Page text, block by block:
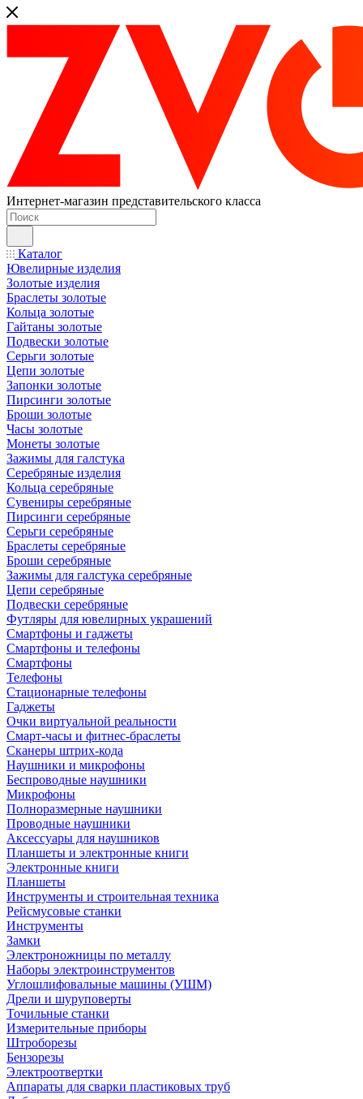
Интернет-магазин представительского класса
Каталог
Ювелирные изделия
Золотые изделия
Браслеты золотые
Кольца золотые
Гайтаны золотые
Подвески золотые
Серьги золотые
Цепи золотые
Запонки золотые
Пирсинги золотые
Броши золотые
Часы золотые
Монеты золотые
Зажимы для галстука
Серебряные изделия
Кольца серебряные
Сувениры серебряные
Пирсинги серебряные
Серьги серебряные
Браслеты серебряные
Броши серебряные
Зажимы для галстука серебряные
Цепи серебряные
Подвески серебряные
Футляры для ювелирных украшений
Смартфоны и гаджеты
Смартфоны и телефоны
Смартфоны
Телефоны
Стационарные телефоны
Гаджеты
Очки виртуальной реальности
Смарт-часы и фитнес-браслеты
Сканеры штрих-кода
Наушники и микрофоны
Беспроводные наушники
Микрофоны
Полноразмерные наушники
Проводные наушники
Аксессуары для наушников
Планшеты и электронные книги
Электронные книги
Планшеты
Инструменты и строительная техника
Рейсмусовые станки
Инструменты
Замки
Электроножницы по металлу
Наборы электроинструментов
Углошлифовальные машины (УШМ)
Дрели и шуруповерты
Точильные станки
Измерительные приборы
Штроборезы
Бензорезы
Электроотвертки
Аппараты для сварки пластиковых труб